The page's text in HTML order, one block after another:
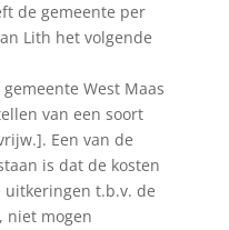
de gemeente per
Lith het volgende
West Maas
van een soort
Een van de
is dat de kosten
uitkeringen t.b.v. de
niet mogen